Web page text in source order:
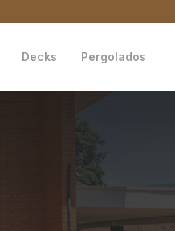
Decks Pergolados